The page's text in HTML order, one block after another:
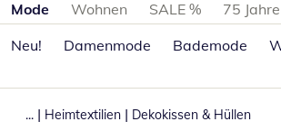
Produktkategorien überspringen
Mode Wohnen SALE %
75
Neu!
Damenmode Bademode
... | Heimtextilien | Dekokissen & Hüllen